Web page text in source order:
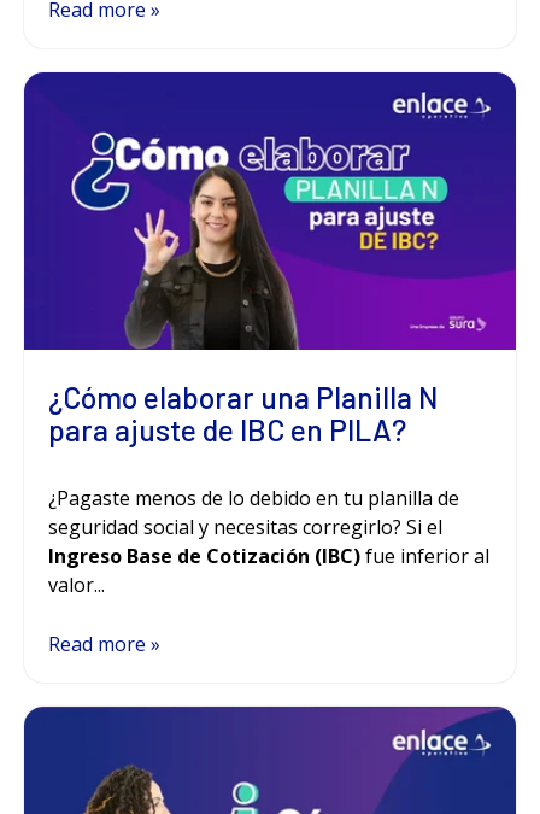
Read more »
¿Cómo elaborar una Planilla N
para ajuste de IBC en PILA?
¿Pagaste menos de lo debido en tu planilla de
seguridad social y necesitas corregirlo? Si el
Ingreso Base de Cotización (IBC)fue inferior al
valor...
Read more »